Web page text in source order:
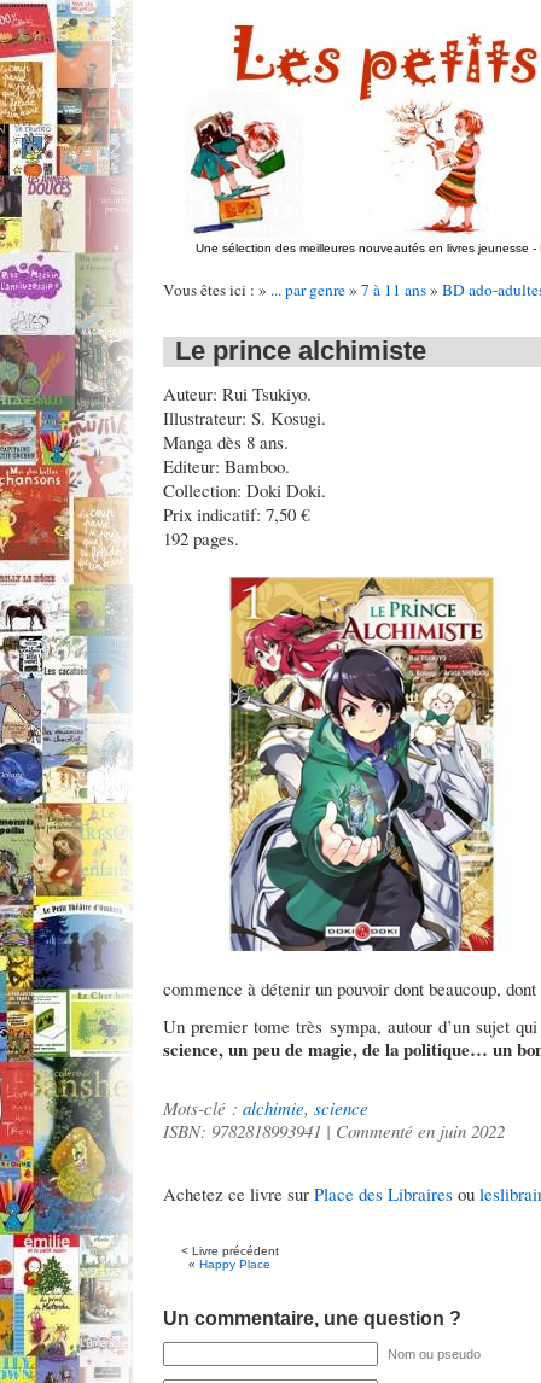
Une sélection des meilleures nouveautés en livres jeunesse -
Vous êtes ici : » ... par genre» 7 à 11 ans» BD ado-
Le prince alchimiste
Auteur: Rui Tsukiyo.
Illustrateur: S. Kosugi.
Manga dès 8 ans.
Editeur: Bamboo.
Collection: Doki Doki.
Prix indicatif: 7,50 €
192 pages.
commence à détenir un pouvoir dont beaucoup,
Un premier tome très sympa, autour d’un sujet
science, un peu de magie, de la politique… un
Mots-clé : alchimie, science
ISBN: 9782818993941 | Commenté en juin 2022
Achetez ce livre sur Place des Libraires ou
< Livre précédent
« Happy Place
Un commentaire, une question ?
Nom ou pseudo